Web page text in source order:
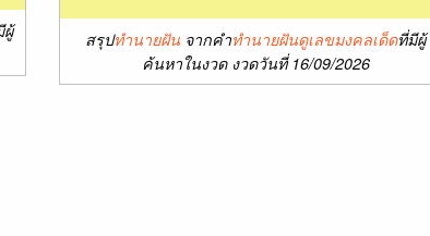
ผู้
สรุปทำนายฝัน จากคำทำนายฝันดูเลขมงคลเด็ดที่มีผู้
ค้นหาในงวด งวดวันที่ 16/09/2026